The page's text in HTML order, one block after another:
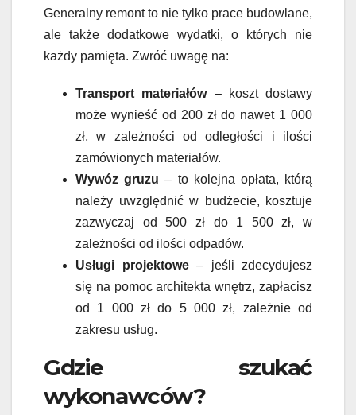
Generalny remont to nie tylko prace budowlane,
ale także dodatkowe wydatki, o których nie
każdy pamięta. Zwróć uwagę na:
Transport materiałów– koszt dostawy
może wynieść od 200 zł do nawet 1 000
zł, w zależności od odległości i ilości
zamówionych materiałów.
Wywóz gruzu – to kolejna opłata, którą
należy uwzględnić w budżecie, kosztuje
zazwyczaj od 500 zł do 1 500 zł, w
zależności od ilości odpadów.
Usługi projektowe– jeśli zdecydujesz
się na pomoc architekta wnętrz, zapłacisz
od 1 000 zł do 5 000 zł, zależnie od
zakresu usług.
Gdzie szukać
wykonawców?